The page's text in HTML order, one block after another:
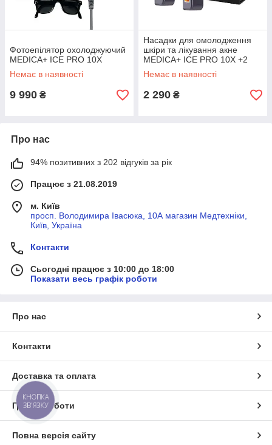
Фотоепілятор охолоджуючий
MEDICA+ ICE PRO 10X
Немає в наявності
9 990 ₴
Насадки для омолодження
шкіри та лікування акне
MEDICA+ ICE PRO 10X +2
Немає в наявності
2 290 ₴
Про нас
94% позитивних з 202 відгуків за рік
Працює з 21.08.2019
м. Київ
просп. Володимира Івасюка, 10А магазин Медтехніки,
Київ, Україна
Контакти
Сьогодні працює з 10:00 до 18:00
Показати весь графік роботи
Про нас
Контакти
Доставка та оплата
Графік роботи
Повна версія сайту
КНОПКА
ЗВ'ЯЗКУ